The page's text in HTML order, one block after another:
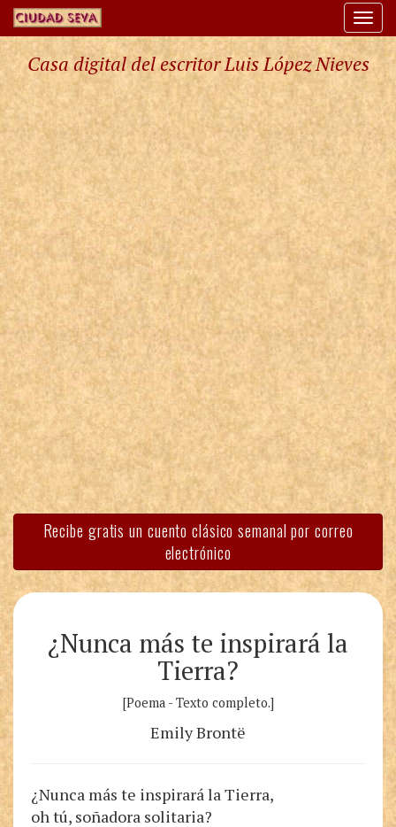
Casa digital del escritor Luis López Nieves
Recibe gratis un cuento clásico semanal por correo
electrónico
¿Nunca más te inspirará la
Tierra?
[Poema - Texto completo.]
Emily Brontë
¿Nunca más te inspirará la Tierra,
oh tú, soñadora solitaria?